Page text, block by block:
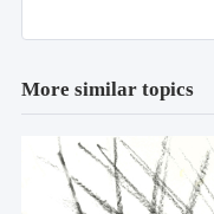
More similar topics